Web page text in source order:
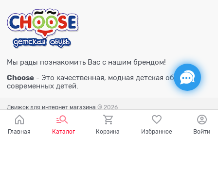
Мы рады познакомить Вас с нашим брендом!
Choose - Это качественная, модная детская обувь для
современных детей.
Движок для интернет магазина © 2026
Главная Каталог Корзина Избранное Войти